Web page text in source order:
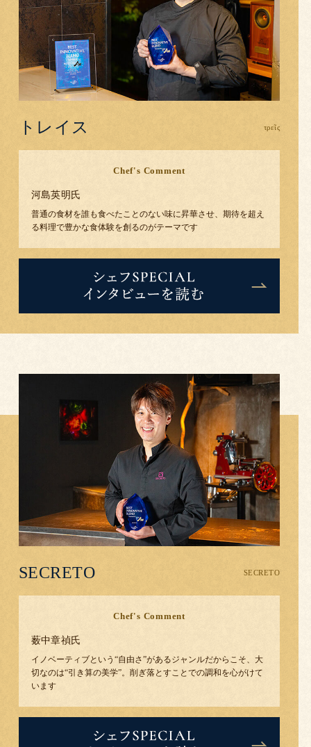
トレイス
Chef's Comment
河島英明 氏
普通の食材を誰も食べたことのない味に昇華させ、期待を超え
る料理で豊かな食体験を創るのがテーマです
SECRETO
Chef's Comment
薮中章禎氏
イノベーティブという“自由さ”があるジャンルだからこそ、大
切なのは“引き算の美学”。削ぎ落とすことでの調和を心がけて
います